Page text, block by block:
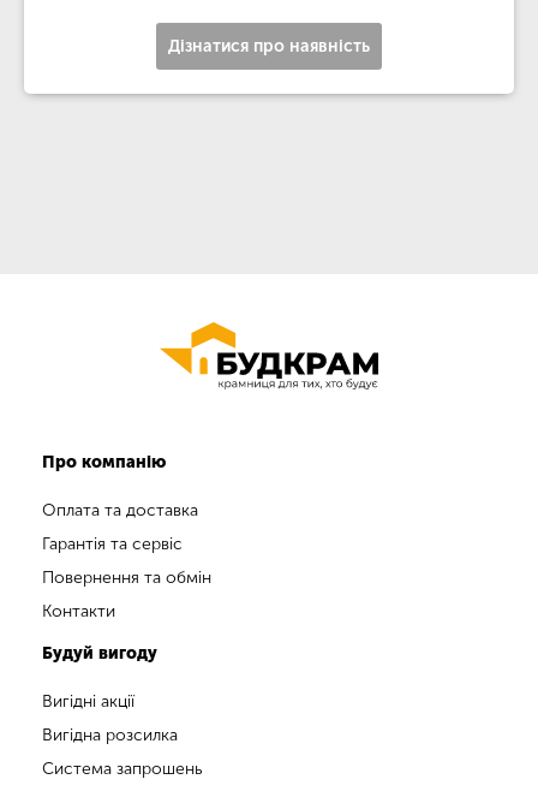
Дізнатися про наявність
Про компанію
Оплата та доставка
Гарантія та сервіс
Повернення та обмін
Контакти
Будуй вигоду
Вигідні акції
Вигідна розсилка
Система запрошень